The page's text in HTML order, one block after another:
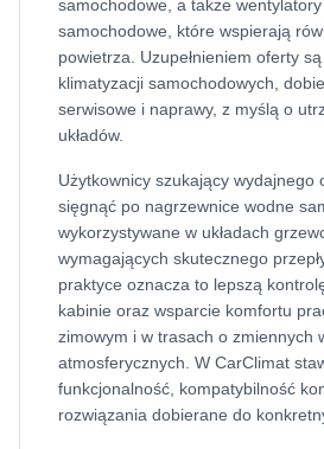
samochodowe, a także
samochodowe, które wspierają
powietrza. Uzupełnieniem oferty
klimatyzacji samochodowych,
serwisowe i naprawy, z myślą o
układów.
Użytkownicy szukający wydajnego
sięgnąć po nagrzewnice wodne
wykorzystywane w układach
wymagających skutecznego
praktyce oznacza to lepszą
kabinie oraz wsparcie komfortu
zimowym i w trasach o zmiennych
atmosferycznych. W CarClimat
funkcjonalność, kompatybilność
rozwiązania dobierane do